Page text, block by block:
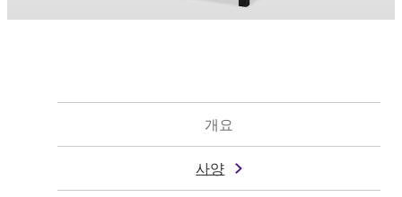
개요
사양